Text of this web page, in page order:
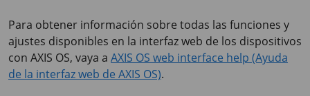
Para obtener información sobre todas las funciones y
ajustes disponibles en la interfaz web de los dispositivos
con AXIS OS, vaya a AXIS OS web interface help (Ayuda
de la interfaz web de AXIS OS).